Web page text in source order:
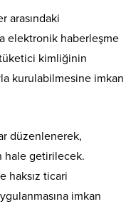
arasındaki
elektronik haberleşme
kimliğinin
kurulabilmesine imkan
düzenlenerek,
hale getirilecek.
haksız ticari
imkan